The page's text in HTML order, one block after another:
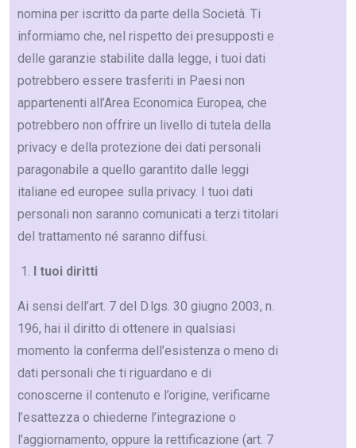
nomina per iscritto da parte della Società. Ti
informiamo che, nel rispetto dei presupposti e
delle garanzie stabilite dalla legge, i tuoi dati
potrebbero essere trasferiti in Paesi non
appartenenti all’Area Economica Europea, che
potrebbero non offrire un livello di tutela della
privacy e della protezione dei dati personali
paragonabile a quello garantito dalle leggi
italiane ed europee sulla privacy. I tuoi dati
personali non saranno comunicati a terzi titolari
del trattamento né saranno diffusi.
I tuoi diritti
Ai sensi dell’art. 7 del D.lgs. 30 giugno 2003, n.
196, hai il diritto di ottenere in qualsiasi
momento la conferma dell’esistenza o meno di
dati personali che ti riguardano e di
conoscerne il contenuto e l’origine, verificarne
l’esattezza o chiederne l’integrazione o
l’aggiornamento, oppure la rettificazione (art. 7